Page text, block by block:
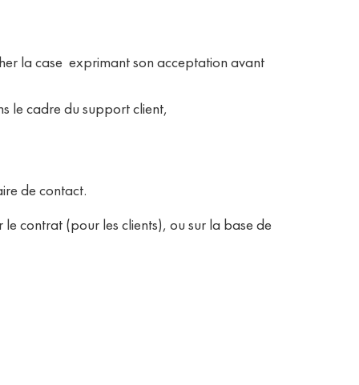
la case exprimant son acceptation avant
le cadre du support client,
de contact.
contrat (pour les clients), ou sur la base de